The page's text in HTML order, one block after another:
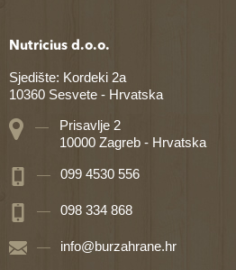
Nutricius d.o.o.
Sjedište: Kordeki 2a
10360 Sesvete - Hrvatska
Prisavlje 2
10000 Zagreb - Hrvatska
099 4530 556
098 334 868
info@burzahrane.hr